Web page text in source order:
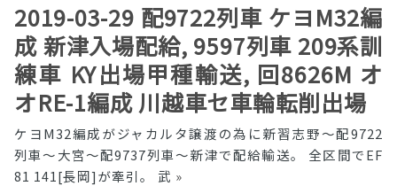
2019-03-29 配9722列車 ケヨM32編
成 新津入場配給, 9597列車 209系訓
練車 KY出場甲種輸送, 回8626M オ
オRE-1編成 川越車セ車輪転削出場
ケヨM32編成がジャカルタ譲渡の為に新習志野〜配9722
列車〜大宮〜配9737列車〜新津で配給輸送。 全区間でEF
81 141[長岡]が牽引。 武 »